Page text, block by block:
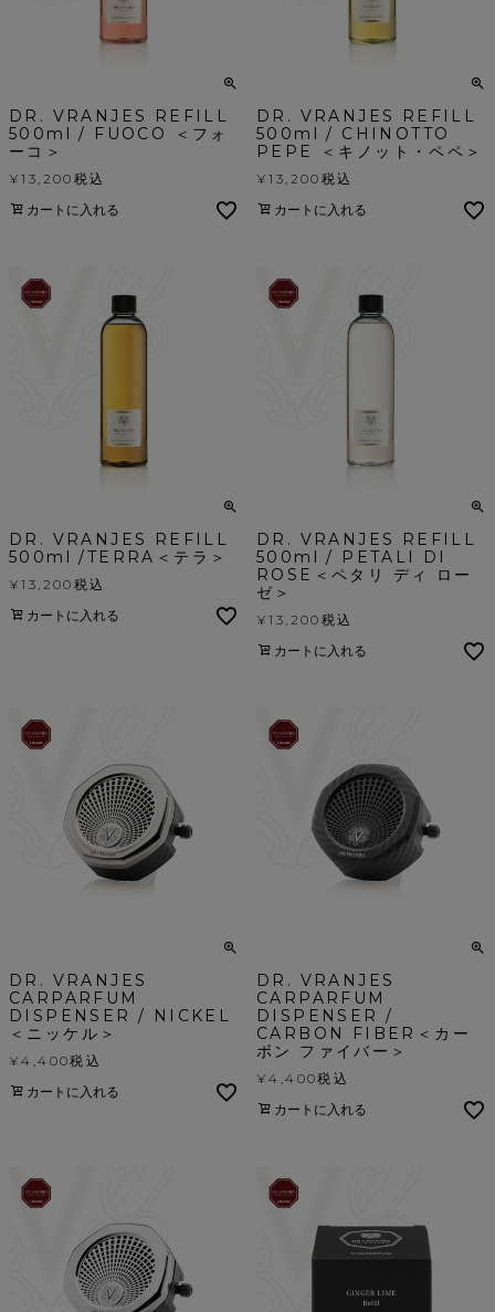
DR. VRANJES REFILL
500ml / FUOCO ＜フォ
ーコ＞
¥13,200 税込
カートに入れる
DR. VRANJES REFILL
500ml / CHINOTTO
PEPE ＜キノット・ペペ＞
¥13,200 税込
カートに入れる
DR. VRANJES REFILL
500ml /TERRA＜テラ＞
¥13,200 税込
カートに入れる
DR. VRANJES REFILL
500ml / PETALI DI
ROSE＜ペタリ ディ ロー
ゼ＞
¥13,200 税込
カートに入れる
DR. VRANJES
CARPARFUM
DISPENSER / NICKEL
＜ニッケル＞
¥4,400税込
カートに入れる
DR. VRANJES
CARPARFUM
DISPENSER /
CARBON FIBER＜カー
ボン ファイバー＞
¥4,400税込
カートに入れる